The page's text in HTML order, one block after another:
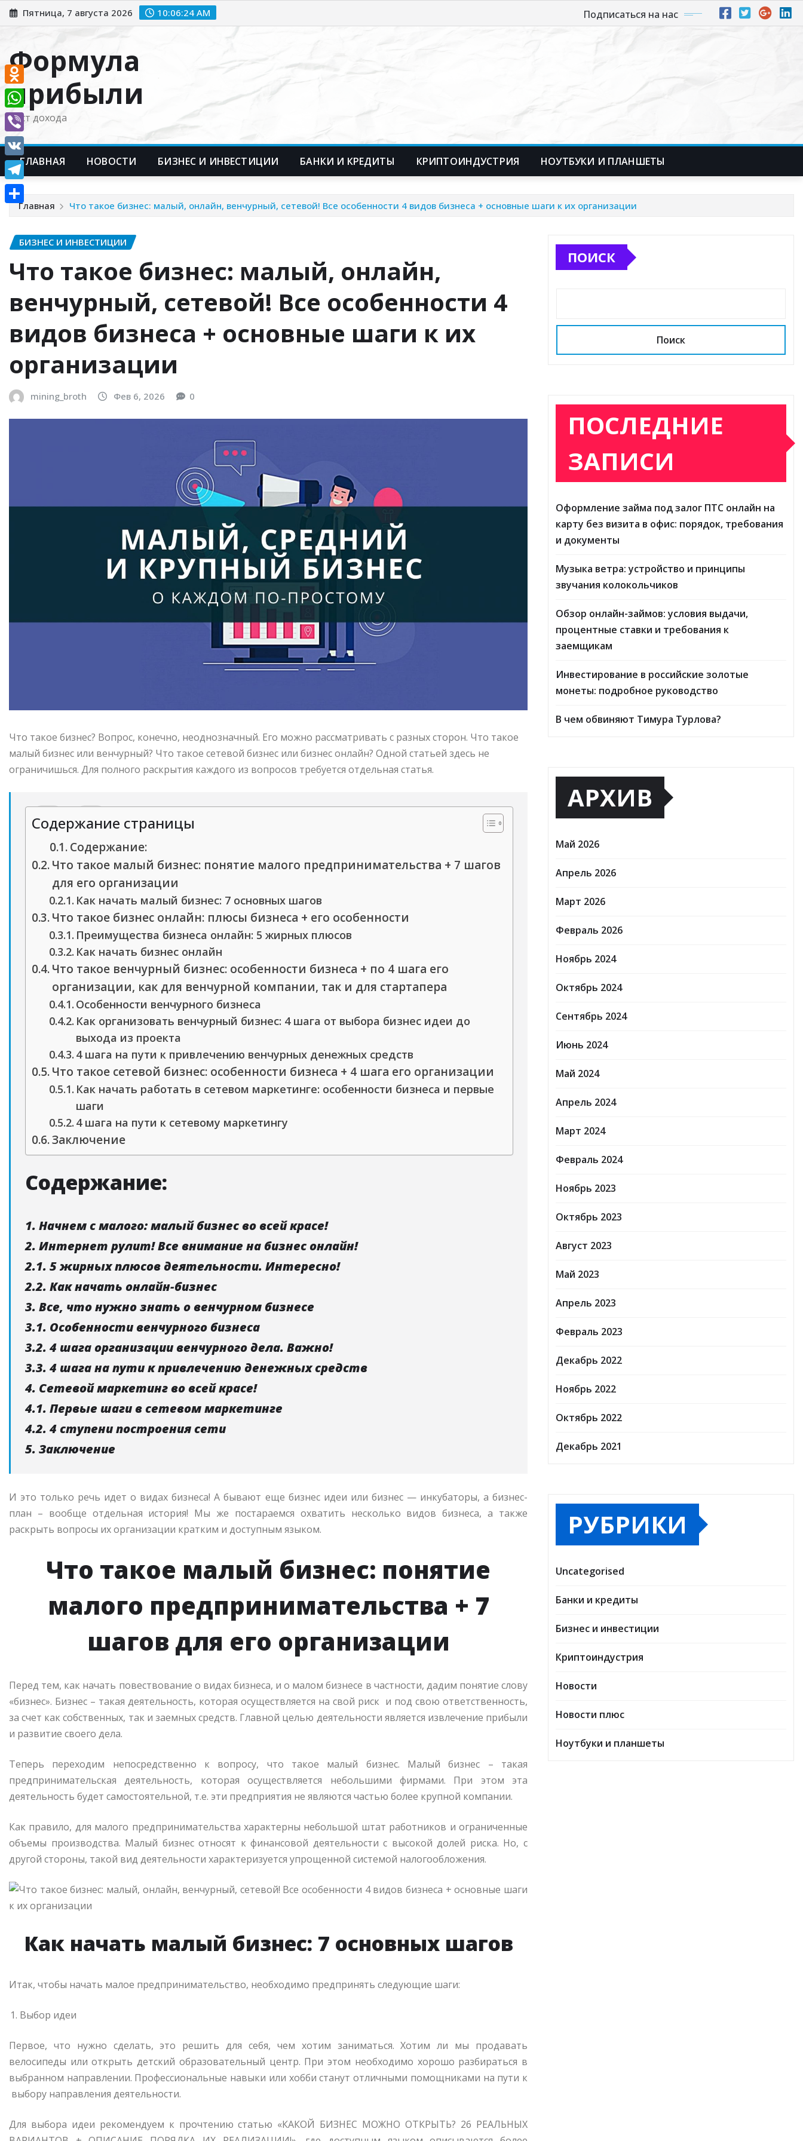
Перейти
к
Пятница, 7 августа 2026 10:06:25 AM Подписаться на нас
Формула
прибыли
Рост дохода
ГЛАВНАЯ НОВОСТИ БИЗНЕС И ИНВЕСТИЦИИ БАНКИ И КРЕДИТЫ КРИПТОИНДУСТРИЯ НОУТБУКИ И ПЛАНШЕТЫ
Главная Что такое бизнес: малый, онлайн, венчурный, сетевой! Все особенности 4 видов бизнеса + основные шаги к их организации
БИЗНЕС И ИНВЕСТИЦИИ
Что такое бизнес: малый, онлайн,
венчурный, сетевой! Все особенности 4
видов бизнеса + основные шаги к их
организации
mining_broth Фев 6, 2026 0
Что такое бизнес? Вопрос, конечно, неоднозначный. Его можно рассматривать с разных сторон. Что такое
малый бизнес или венчурный? Что такое сетевой бизнес или бизнес онлайн? Одной статьей здесь не
ограничишься. Для полного раскрытия каждого из вопросов требуется отдельная статья.
Содержание страницы
Содержание:
Что такое малый бизнес: понятие малого предпринимательства + 7 шагов
для его организации
Как начать малый бизнес: 7 основных шагов
Что такое бизнес онлайн: плюсы бизнеса + его особенности
Преимущества бизнеса онлайн: 5 жирных плюсов
Как начать бизнес онлайн
Что такое венчурный бизнес: особенности бизнеса + по 4 шага его
организации, как для венчурной компании, так и для стартапера
Особенности венчурного бизнеса
Как организовать венчурный бизнес: 4 шага от выбора бизнес идеи до
выхода из проекта
4 шага на пути к привлечению венчурных денежных средств
Что такое сетевой бизнес: особенности бизнеса + 4 шага его организации
Как начать работать в сетевом маркетинге: особенности бизнеса и первые
шаги
4 шага на пути к сетевому маркетингу
Заключение
Содержание:
1. Начнем с малого: малый бизнес во всей красе!
2. Интернет рулит! Все внимание на бизнес онлайн!
2.1. 5 жирных плюсов деятельности. Интересно!
2.2. Как начать онлайн-бизнес
3. Все, что нужно знать о венчурном бизнесе
3.1. Особенности венчурного бизнеса
3.2. 4 шага организации венчурного дела. Важно!
3.3. 4 шага на пути к привлечению денежных средств
4. Сетевой маркетинг во всей красе!
4.1. Первые шаги в сетевом маркетинге
4.2. 4 ступени построения сети
5. Заключение
И это только речь идет о видах бизнеса! А бывают еще бизнес идеи или бизнес — инкубаторы, а бизнес-
план – вообще отдельная история! Мы же постараемся охватить несколько видов бизнеса, а также
раскрыть вопросы их организации кратким и доступным языком.
Что такое малый бизнес: понятие
малого предпринимательства + 7
шагов для его организации
Перед тем, как начать повествование о видах бизнеса, и о малом бизнесе в частности, дадим понятие слову
«бизнес». Бизнес – такая деятельность, которая осуществляется на свой риск и под свою ответственность,
за счет как собственных, так и заемных средств. Главной целью деятельности является извлечение прибыли
и развитие своего дела.
Теперь переходим непосредственно к вопросу, что такое малый бизнес. Малый бизнес – такая
предпринимательская деятельность, которая осуществляется небольшими фирмами. При этом эта
деятельность будет самостоятельной, т.е. эти предприятия не являются частью более крупной компании.
Как правило, для малого предпринимательства характерны небольшой штат работников и ограниченные
объемы производства. Малый бизнес относят к финансовой деятельности с высокой долей риска. Но, с
другой стороны, такой вид деятельности характеризуется упрощенной системой налогообложения.
Как начать малый бизнес: 7 основных шагов
Итак, чтобы начать малое предпринимательство, необходимо предпринять следующие шаги:
Выбор идеи
Первое, что нужно сделать, это решить для себя, чем хотим заниматься. Хотим ли мы продавать
велосипеды или открыть детский образовательный центр. При этом необходимо хорошо разбираться в
выбранном направлении. Профессиональные навыки или хобби станут отличными помощниками на пути к
выбору направления деятельности.
Для выбора идеи рекомендуем к прочтению статью «КАКОЙ БИЗНЕС МОЖНО ОТКРЫТЬ? 26 РЕАЛЬНЫХ
ПОИСК
Поиск
ПОСЛЕДНИЕ
ЗАПИСИ
Оформление займа под залог ПТС онлайн на
карту без визита в офис: порядок, требования
и документы
Музыка ветра: устройство и принципы
звучания колокольчиков
Обзор онлайн-займов: условия выдачи,
процентные ставки и требования к
заемщикам
Инвестирование в российские золотые
монеты: подробное руководство
В чем обвиняют Тимура Турлова?
АРХИВ
Май 2026
Апрель 2026
Март 2026
Февраль 2026
Ноябрь 2024
Октябрь 2024
Сентябрь 2024
Июнь 2024
Май 2024
Апрель 2024
Март 2024
Февраль 2024
Ноябрь 2023
Октябрь 2023
Август 2023
Май 2023
Апрель 2023
Февраль 2023
Декабрь 2022
Ноябрь 2022
Октябрь 2022
Декабрь 2021
РУБРИКИ
Uncategorised
Банки и кредиты
Бизнес и инвестиции
Криптоиндустрия
Новости
Новости плюс
Ноутбуки и планшеты
Odnoklassniki
WhatsApp
Viber
VK
Telegram
Отправить